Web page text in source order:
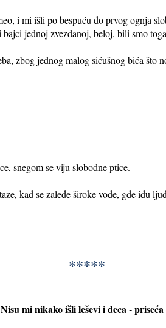
i mi išli po bespuću do prvog ognja
jednoj zvezdanoj, beloj, bili smo
zbog jednog malog sićušnog bića što
snegom se viju slobodne ptice.
kad se zalede široke vode, gde idu
*****
mi nikako išli leševi i deca -